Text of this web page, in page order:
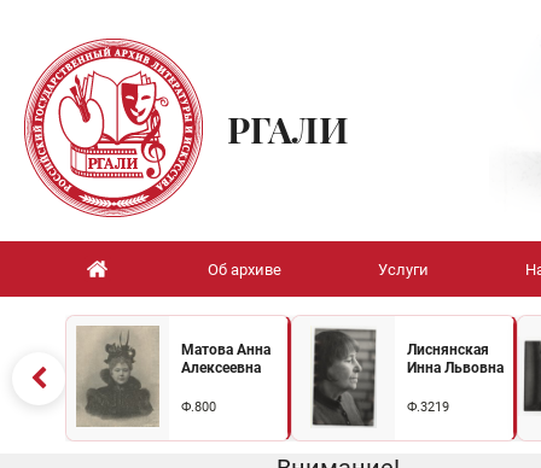
РГАЛИ
Об архиве Услуги
Матова Анна
Алексеевна
Ф.800
Лиснянская
Инна Львовна
Ф.3219